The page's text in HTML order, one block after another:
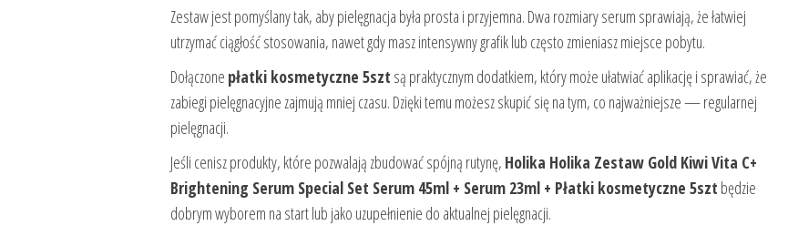
Zestaw jest pomyślany tak, aby pielęgnacja była prosta i przyjemna. Dwa rozmiary serum sprawiają, że łatwiej
utrzymać ciągłość stosowania, nawet gdy masz intensywny grafik lub często zmieniasz miejsce pobytu.
Dołączone płatki kosmetyczne 5szt są praktycznym dodatkiem, który może ułatwiać aplikację i sprawiać, że
zabiegi pielęgnacyjne zajmują mniej czasu. Dzięki temu możesz skupić się na tym, co najważniejsze — regularnej
pielęgnacji.
Jeśli cenisz produkty, które pozwalają zbudować spójną rutynę, Holika Holika Zestaw Gold Kiwi Vita C+
Brightening Serum Special Set Serum 45ml + Serum 23ml + Płatki kosmetyczne 5szt będzie
dobrym wyborem na start lub jako uzupełnienie do aktualnej pielęgnacji.